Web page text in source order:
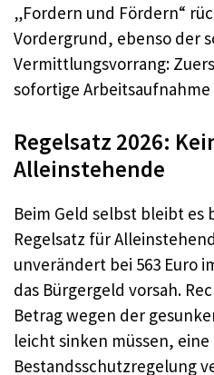
„Fordern und Fördern“
Vordergrund, ebenso der
Vermittlungsvorrang:
sofortige
Regelsatz 2026:
Alleinstehende
Beim Geld selbst bleibt es
Regelsatz für
unverändert bei 563 Euro
das Bürgergeld vorsah.
Betrag wegen der
leicht sinken müssen, eine
Bestandsschutzregelung